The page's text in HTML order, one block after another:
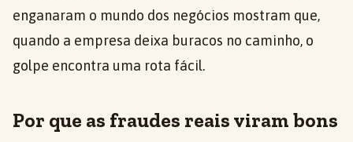
enganaram o mundo dos negócios mostram que,
quando a empresa deixa buracos no caminho, o
golpe encontra uma rota fácil.
Por que as fraudes reais viram bons